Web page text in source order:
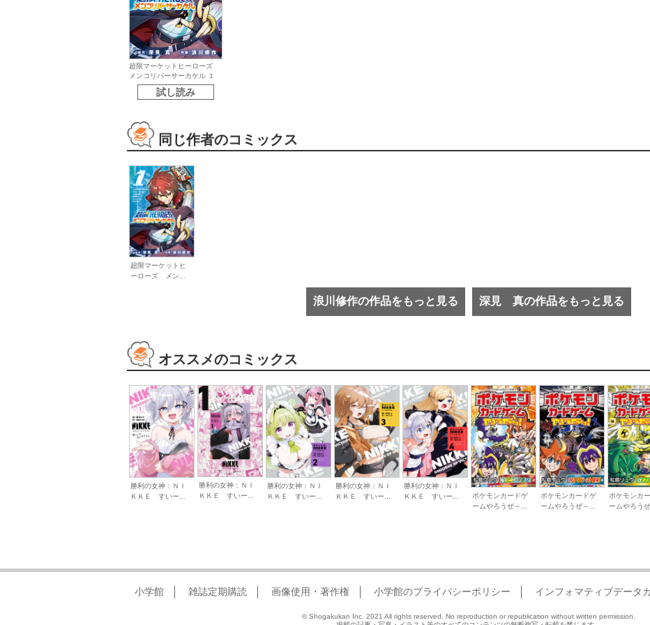
超限マーケットヒーローズ
メンコリバーサーカケル １
試し読み
同じ作者のコミックス
超限マーケットヒ
ーローズ メン...
浪川修作の作品をもっと見る 深見 真の作品をもっと見る
オススメのコミックス
勝利の女神：ＮＩ
ＫＫＥ すいー...
勝利の女神：ＮＩ
ＫＫＥ すいー...
勝利の女神：ＮＩ
ＫＫＥ すいー...
勝利の女神：ＮＩ
ＫＫＥ すいー...
勝利の女神：ＮＩ
ＫＫＥ すいー...
ポケモンカードゲ
ームやろうぜ～...
ポケモンカードゲ
ームやろうぜ～...
ポケモンカ
ームやろうぜ
小学館 雑誌定期購読 画像使用・著作権 小学館のプライバシーポリシー インフォマティブデータ
© Shogakukan Inc. 2021 All rights reserved. No reproduction or republication without written permission.